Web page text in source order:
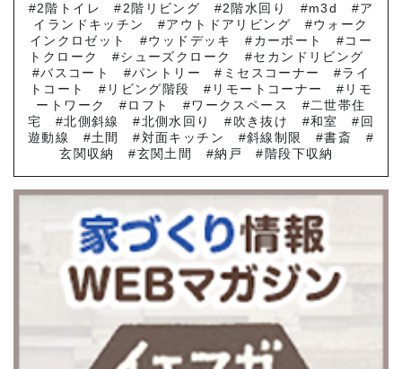
2階トイレ 2階リビング 2階水回り m3d
ア
イランドキッチン
アウトドアリビング
ウォーク
インクロゼット
ウッドデッキ カーポート
コー
トクローク
シューズクローク
セカンドリビング
バスコート
パントリー ミセスコーナー
ライ
トコート
リビング階段 リモートコーナー
リモ
ートワーク
ロフト ワークスペース
二世帯住
宅
北側斜線 北側水回り 吹き抜け 和室
回
遊動線
土間 対面キッチン 斜線制限
書斎
玄関収納
玄関土間 納戸 階段下収納